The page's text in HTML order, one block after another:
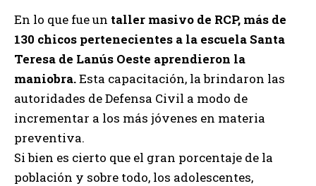
En lo que fue un taller masivo de RCP, más de
130 chicos pertenecientes a la escuela Santa
Teresa de Lanús Oeste aprendieron la
maniobra.Esta capacitación, la brindaron las
autoridades de Defensa Civil a modo de
incrementar a los más jóvenes en materia
preventiva.
Si bien es cierto que el gran porcentaje de la
población y sobre todo, los adolescentes,